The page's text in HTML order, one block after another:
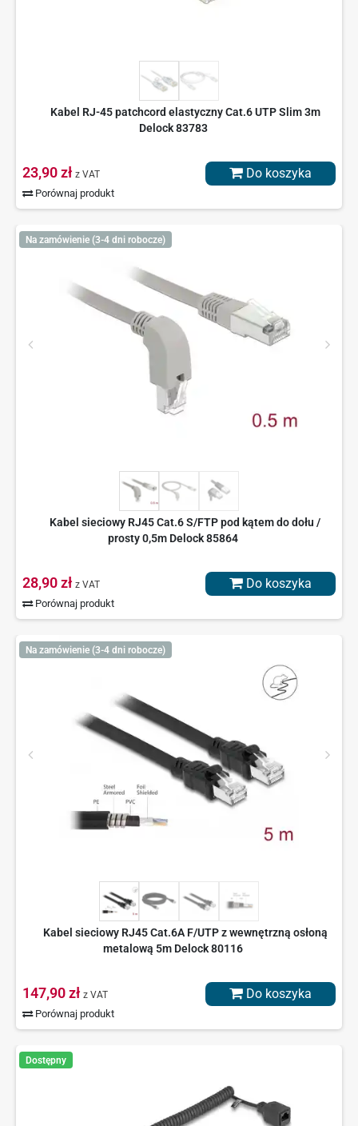
Kabel RJ-45 patchcord elastyczny Cat.6 UTP Slim 3m
Delock 83783
23,90 zł z VAT
Porównaj produkt
Do koszyka
Na zamówienie (3-4 dni robocze)
Kabel sieciowy RJ45 Cat.6 S/FTP pod kątem do dołu /
prosty 0,5m Delock 85864
28,90 zł z VAT
Porównaj produkt
Do koszyka
Na zamówienie (3-4 dni robocze)
Kabel sieciowy RJ45 Cat.6A F/UTP z wewnętrzną osłoną
metalową 5m Delock 80116
147,90 zł z VAT
Porównaj produkt
Do koszyka
Dostępny